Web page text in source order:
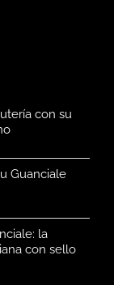
con su
Guanciale
la
con sello